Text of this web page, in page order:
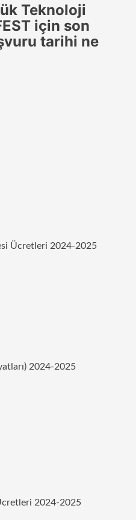
Teknoloji
için son
tarihi ne
Ücretleri 2024-2025
2024-2025
2024-2025